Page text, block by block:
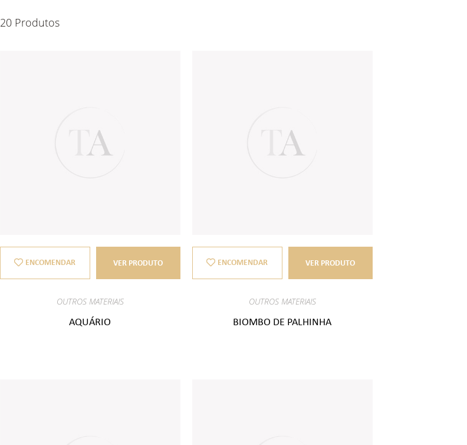
20 Produtos
ENCOMENDAR VER PRODUTO
OUTROS MATERIAIS
AQUÁRIO
ENCOMENDAR VER PRODUTO
OUTROS MATERIAIS
BIOMBO DE PALHINHA